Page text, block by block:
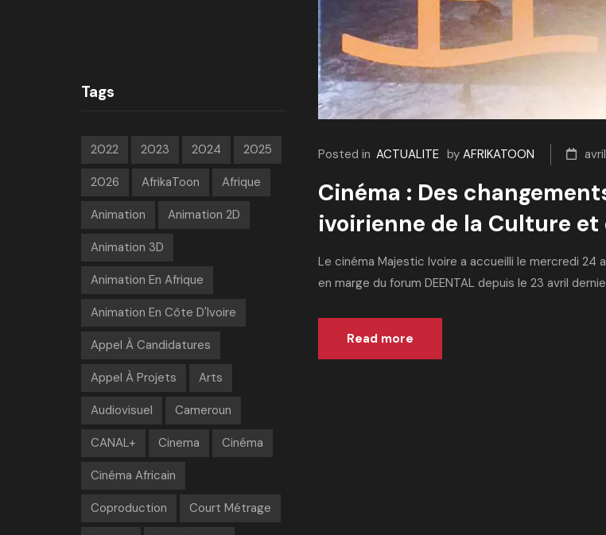
Posted in ACTUALITE by AFRIKATOON
Cinéma : Des
ivoirienne de la Culture
Le cinéma Majestic Ivoire a accueilli le mercredi 24
en marge du forum DEENTAL depuis le 23 avril
Read more
Tags
2022 2023 2024 2025
2026 AfrikaToon Afrique
Animation Animation 2D
Animation 3D
Animation En Afrique
Animation En Côte D'Ivoire
Appel À Candidatures
Appel À Projets Arts
Audiovisuel Cameroun
CANAL+ Cinema Cinéma
Cinéma Africain
Coproduction Court Métrage